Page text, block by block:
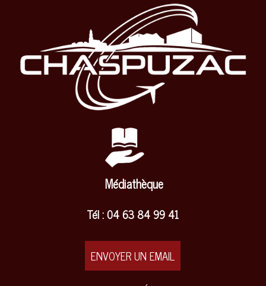
Médiathèque
Tél : 04 63 84 99 41
ENVOYER UN EMAIL